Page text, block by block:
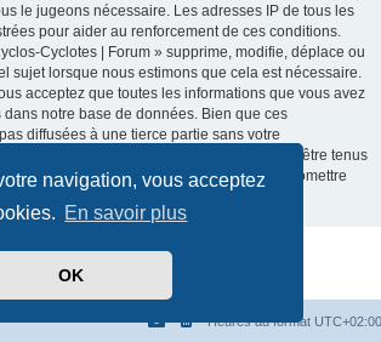
navigation, vous acceptez
En savoir plus
OK
le jugeons nécessaire. Les adresses IP de tous les
pour aider au renforcement de ces conditions.
Cyclotes | Forum » supprime, modifie, déplace ou
sujet lorsque nous estimons que cela est nécessaire.
acceptez que toutes les informations que vous avez
notre base de données. Bien que ces
diffusées à une tierce partie sans votre
Cyclotes | Forum », ni phpBB ne pourront être tenus
cas de tentative de piratage visant à compromettre
Heures au format UTC+02:00
parphpBB® Forum Software © phpBB Limited
Traduit par
Confidentialité|Conditions